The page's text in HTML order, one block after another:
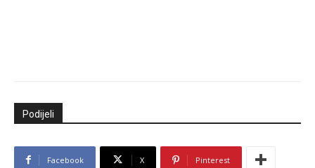
Podijeli
Facebook X Pinterest